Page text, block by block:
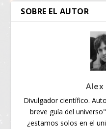
SOBRE EL AUTOR
Alex
Divulgador científico.
breve guía del
¿estamos solos en el